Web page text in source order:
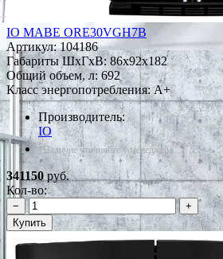
IO MABE ORE30VGH7B
Артикул:104186
Габариты ШxГxВ: 86x92x182
Общий объем, л: 692
Класс энергопотребления: A+
Производитель:
IO
*Наличие уточняйте у менеджера
341150руб.
Кол-во:
−
+
Купить